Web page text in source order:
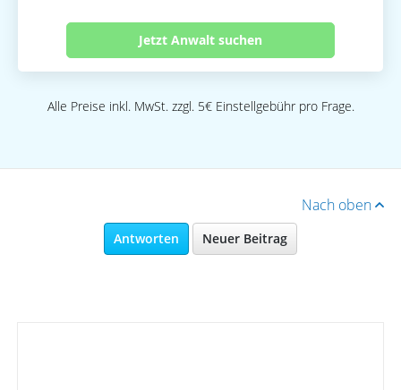
Jetzt Anwalt suchen
Alle Preise inkl. MwSt. zzgl. 5€ Einstellgebühr pro Frage.
Nach oben
Antworten Neuer Beitrag